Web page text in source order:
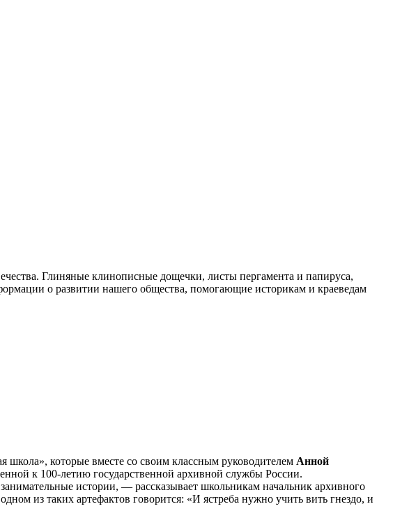
Глиняные клинописные дощечки, листы пергамента и папируса,
о развитии нашего общества, помогающие историкам и краеведам
которые вместе со своим классным руководителем Анной
к 100-летию государственной архивной службы России.
истории, — рассказывает школьникам начальник архивного
из таких артефактов говорится: «И ястреба нужно учить вить гнездо, и